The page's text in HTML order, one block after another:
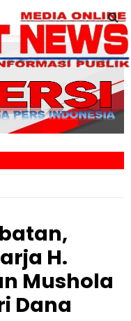
H.
Mushola
Dana